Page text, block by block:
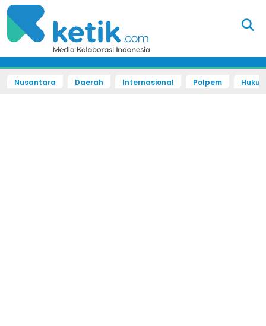
Nusantara Daerah Internasional Polpem